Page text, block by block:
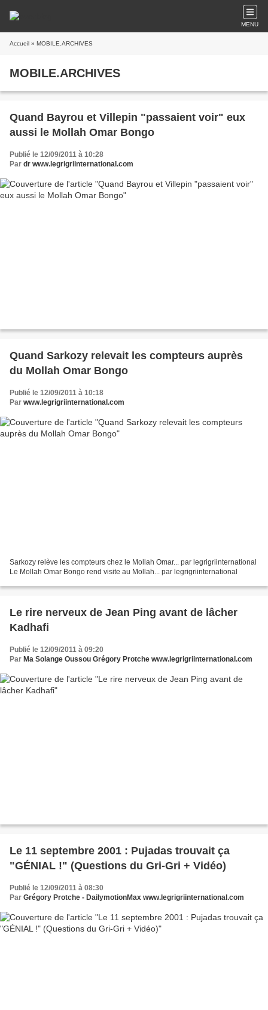
MENU
Accueil » MOBILE.ARCHIVES
MOBILE.ARCHIVES
Quand Bayrou et Villepin "passaient voir" eux
aussi le Mollah Omar Bongo
Publié le 12/09/2011 à 10:28
Par dr www.legrigriinternational.com
Quand Sarkozy relevait les compteurs auprès
du Mollah Omar Bongo
Publié le 12/09/2011 à 10:18
Par www.legrigriinternational.com
Sarkozy relève les compteurs chez le Mollah Omar... par legrigriinternational
Le Mollah Omar Bongo rend visite au Mollah... par legrigriinternational
Le rire nerveux de Jean Ping avant de lâcher
Kadhafi
Publié le 12/09/2011 à 09:20
Par Ma Solange Oussou Grégory Protche www.legrigriinternational.com
Le 11 septembre 2001 : Pujadas trouvait ça
"GÉNIAL !" (Questions du Gri-Gri + Vidéo)
Publié le 12/09/2011 à 08:30
Par Grégory Protche - DailymotionMax www.legrigriinternational.com